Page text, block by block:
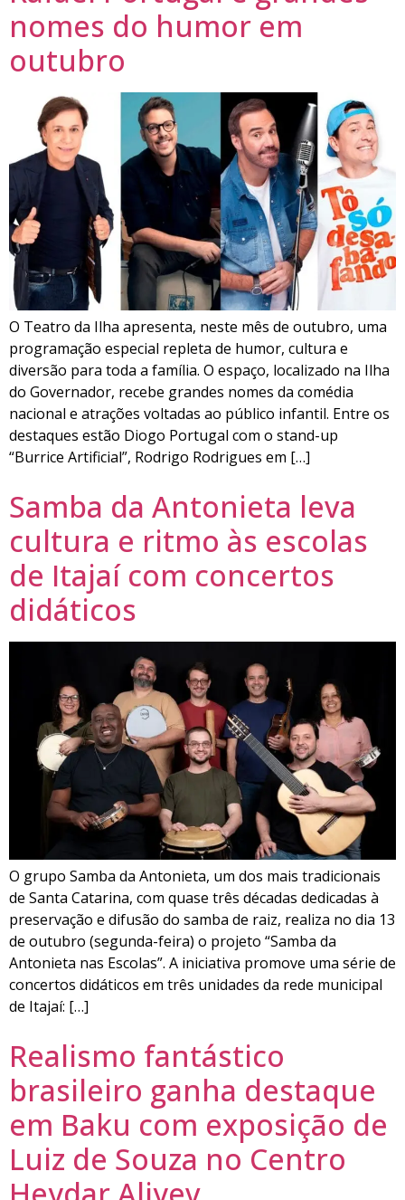
nomes do humor em
outubro
O Teatro da Ilha apresenta, neste mês de outubro, uma
programação especial repleta de humor, cultura e
diversão para toda a família. O espaço, localizado na Ilha
do Governador, recebe grandes nomes da comédia
nacional e atrações voltadas ao público infantil. Entre os
destaques estão Diogo Portugal com o stand-up
“Burrice Artificial”, Rodrigo Rodrigues em […]
Samba da Antonieta leva
cultura e ritmo às escolas
de Itajaí com concertos
didáticos
O grupo Samba da Antonieta, um dos mais tradicionais
de Santa Catarina, com quase três décadas dedicadas à
preservação e difusão do samba de raiz, realiza no dia 13
de outubro (segunda-feira) o projeto “Samba da
Antonieta nas Escolas”. A iniciativa promove uma série de
concertos didáticos em três unidades da rede municipal
de Itajaí: […]
Realismo fantástico
brasileiro ganha destaque
em Baku com exposição de
Luiz de Souza no Centro